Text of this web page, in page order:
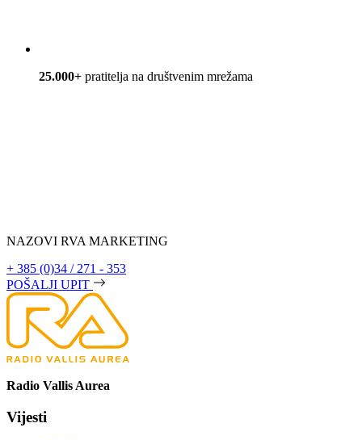
25.000+ pratitelja na društvenim mrežama
NAZOVI RVA MARKETING
+ 385 (0)34 / 271 - 353
POŠALJI UPIT
Radio Vallis Aurea
Vijesti